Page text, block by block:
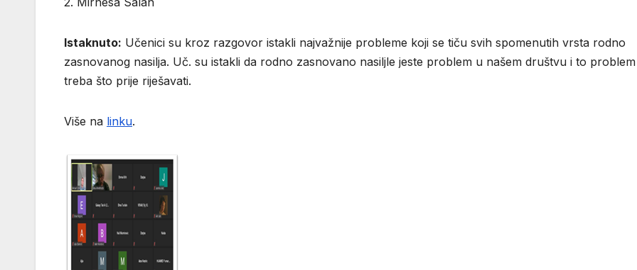
Istaknuto: Učenici su kroz razgovor istakli najvažnije probleme koji se tiču svih spomenutih vrsta rodno
zasnovanog nasilja. Uč. su istakli da rodno zasnovano nasiljle jeste problem u našem društvu i to
treba što prije riješavati.
Više na linku.